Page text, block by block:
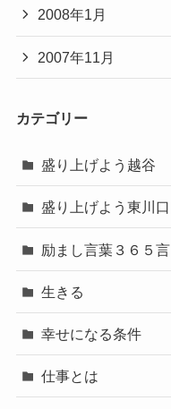
2008年1月
2007年11月
カテゴリー
盛り上げよう越谷
盛り上げよう東川口
励まし言葉３６５言
生きる
幸せになる条件
仕事とは